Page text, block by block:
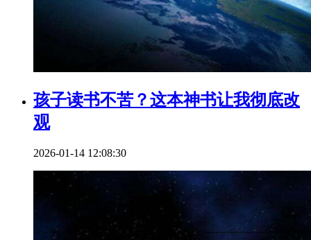
孩子读书不苦？这本神书让我彻底改
观
2026-01-14 12:08:30